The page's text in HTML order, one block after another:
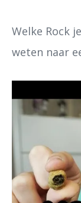
Welke Rock
weten naar